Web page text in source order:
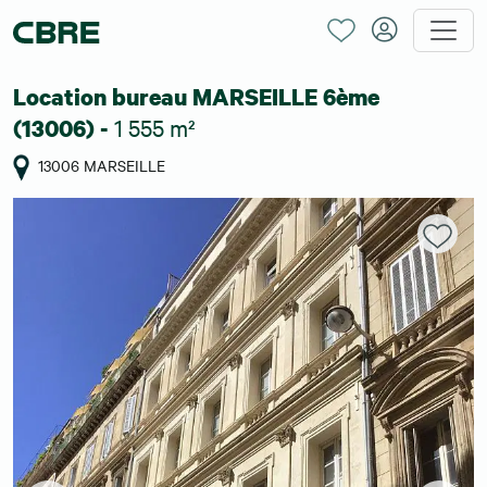
Location bureau MARSEILLE 6ème
(13006) - 1 555 m²
13006 MARSEILLE